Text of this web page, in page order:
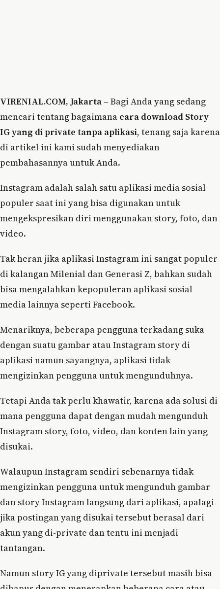
VIRENIAL.COM, Jakarta – Bagi Anda yang sedang
mencari tentang bagaimana cara download Story
IG yang di private tanpa aplikasi, tenang saja karena
di artikel ini kami sudah menyediakan
pembahasannya untuk Anda.
Instagram adalah salah satu aplikasi media sosial
populer saat ini yang bisa digunakan untuk
mengekspresikan diri menggunakan story, foto, dan
video.
Tak heran jika aplikasi Instagram ini sangat populer
di kalangan Milenial dan Generasi Z, bahkan sudah
bisa mengalahkan kepopuleran aplikasi sosial
media lainnya seperti Facebook.
Menariknya, beberapa pengguna terkadang suka
dengan suatu gambar atau Instagram story di
aplikasi namun sayangnya, aplikasi tidak
mengizinkan pengguna untuk mengunduhnya.
Tetapi Anda tak perlu khawatir, karena ada solusi di
mana pengguna dapat dengan mudah mengunduh
Instagram story, foto, video, dan konten lain yang
disukai.
Walaupun Instagram sendiri sebenarnya tidak
mengizinkan pengguna untuk mengunduh gambar
dan story Instagram langsung dari aplikasi, apalagi
jika postingan yang disukai tersebut berasal dari
akun yang di-private dan tentu ini menjadi
tantangan.
Namun story IG yang diprivate tersebut masih bisa